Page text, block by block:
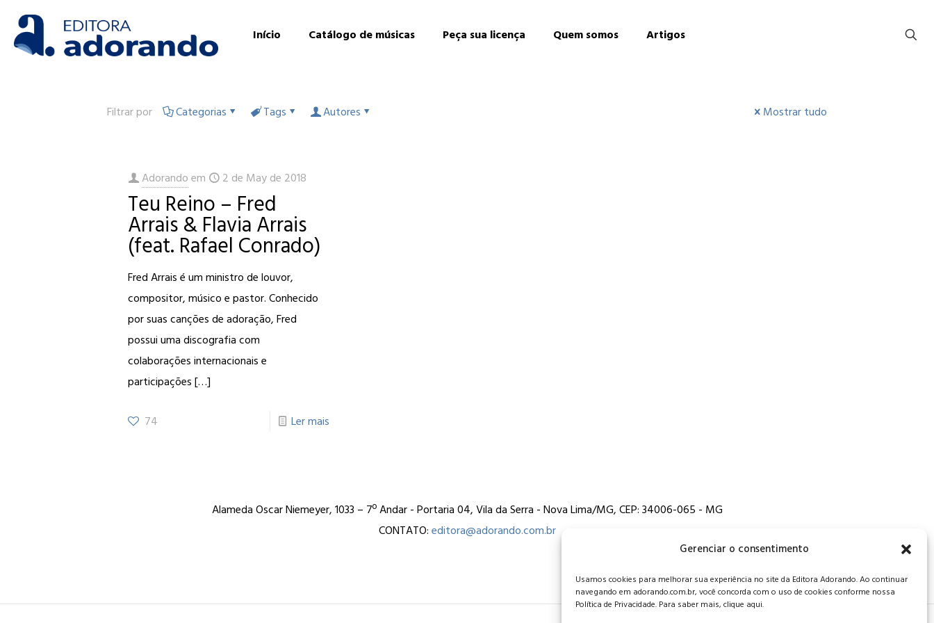
Gerenciar o consentimento
Usamos cookies para melhorar sua experiência no site da Editora Adorando. Ao continuar
navegando em adorando.com.br, você concorda com o uso de cookies conforme nossa
Política de Privacidade. Para saber mais, clique aqui.
Início Catálogo de músicas Peça sua licença Quem somos Artigos
Filtrar por Categorias Tags Autores Mostrar tudo
Adorando em 2 de May de 2018
Teu Reino – Fred
Arrais & Flavia Arrais
(feat. Rafael Conrado)
Fred Arrais é um ministro de louvor,
compositor, músico e pastor. Conhecido
por suas canções de adoração, Fred
possui uma discografia com
colaborações internacionais e
participações[…]
74 Ler mais
Alameda Oscar Niemeyer, 1033 – 7º Andar - Portaria 04, Vila da Serra - Nova Lima/MG, CEP: 34006-065 - MG
CONTATO:editora@adorando.com.br